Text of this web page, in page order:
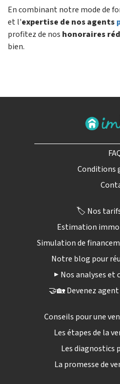
En combinant notre mode de
et l'expertise de nos agents
profitez de nos honoraires
bien.
Conditions
🏷️ Nos
Estimation
Simulation de
Notre blog pour
▶️ Nos analyses et
🤝🏡 Devenez
Conseils pour une
Les étapes de la
Les diagnostics
La promesse de